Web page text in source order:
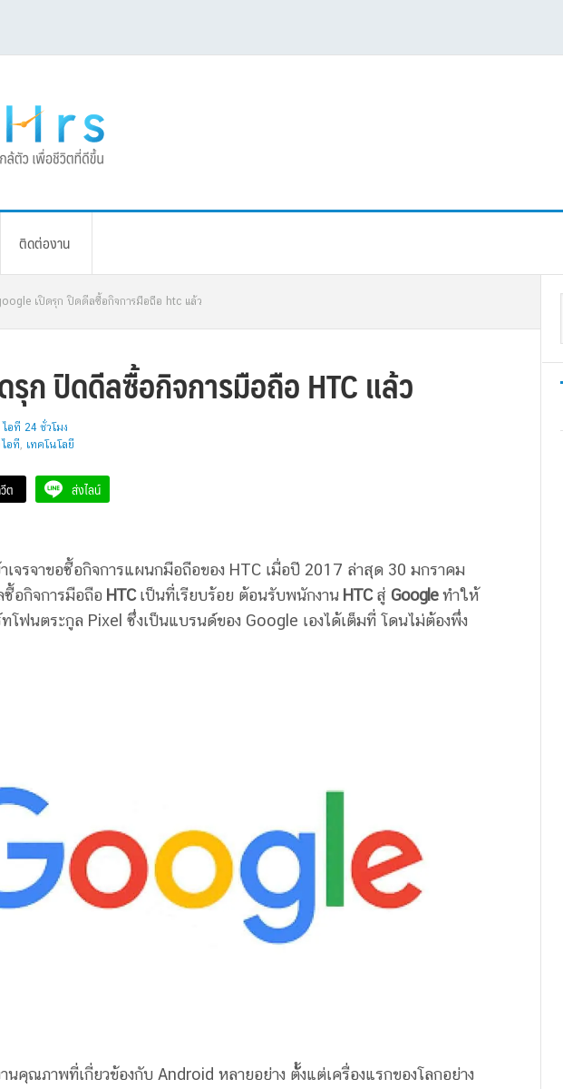
ติดต่องาน
เปิดรุก ปิดดีลซื้อกิจการมือถือ htc แล้ว
รุก ปิดดีลซื้อกิจการมือถือ HTC แล้ว
ไอที 24 ชั่วโมง
อที, เทคโนโลยี
ต ส่งไลน์
เจรจาขอซื้อกิจการแผนกมือถือของ HTC เมื่อปี 2017 ล่าสุด 30 มกราคม
อกิจการมือถือ HTCเป็นที่เรียบร้อย ต้อนรับพนักงาน HTCสู่ Googleทำให้
ฟนตระกูล Pixel ซึ่งเป็นแบรนด์ของ Google เองได้เต็มที่ โดนไม่ต้องพึ่ง
นคุณภาพที่เกี่ยวข้องกับ Android หลายอย่าง ตั้้งแต่เครื่องแรกของโลกอย่าง